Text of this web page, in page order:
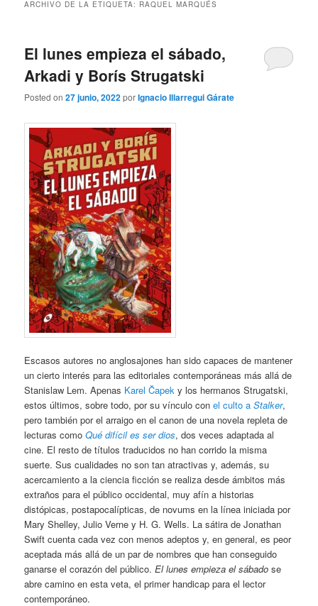
ARCHIVO DE LA ETIQUETA: RAQUEL MARQUÉS
El lunes empieza el sábado,
Arkadi y Borís Strugatski
Posted on27 junio, 2022porIgnacio Illarregui Gárate
Escasos autores no anglosajones han sido capaces de mantener
un cierto interés para las editoriales contemporáneas más allá de
Stanislaw Lem. Apenas Karel Čapek y los hermanos Strugatski,
estos últimos, sobre todo, por su vínculo conel culto aStalker,
pero también por el arraigo en el canon de una novela repleta de
lecturas comoQué difícil es ser dios, dos veces adaptada al
cine. El resto de títulos traducidos no han corrido la misma
suerte. Sus cualidades no son tan atractivas y, además, su
acercamiento a la ciencia ficción se realiza desde ámbitos más
extraños para el público occidental, muy afín a historias
distópicas, postapocalípticas, de novums en la línea iniciada por
Mary Shelley, Julio Verne y H. G. Wells. La sátira de Jonathan
Swift cuenta cada vez con menos adeptos y, en general, es peor
aceptada más allá de un par de nombres que han conseguido
ganarse el corazón del público.El lunes empieza el sábado se
abre camino en esta veta, el primer handicap para el lector
contemporáneo.